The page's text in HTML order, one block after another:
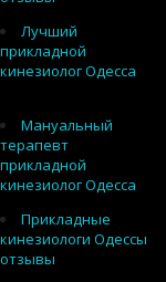
Лучший
прикладной
кинезиолог Одесса
Мануальный
терапевт
прикладной
кинезиолог Одесса
Прикладные
кинезиологи Одессы
отзывы